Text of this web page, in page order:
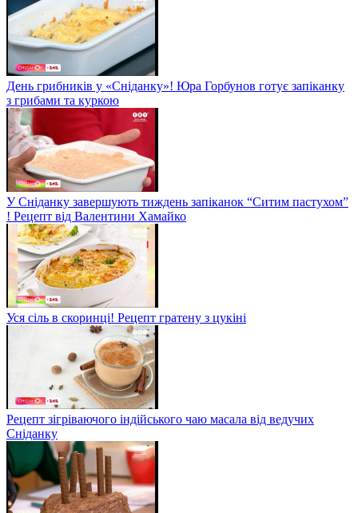
День грибників у «Сніданку»! Юра Горбунов готує запіканку
з грибами та куркою
У Сніданку завершують тиждень запіканок “Ситим пастухом”
! Рецепт від Валентини Хамайко
Уся сіль в скоринці! Рецепт гратену з цукіні
Рецепт зігріваючого індійського чаю масала від ведучих
Сніданку